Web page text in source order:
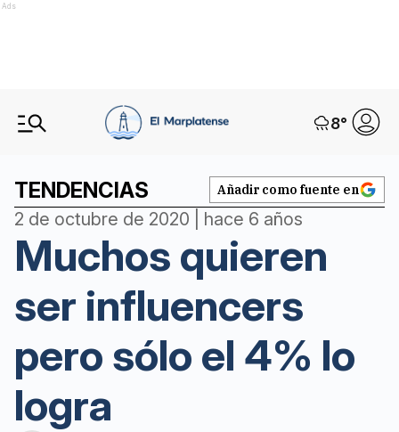
Ads
8°
TENDENCIAS Añadir como fuente en
2 de octubre de 2020 | hace 6 años
Muchos quieren
ser influencers
pero sólo el 4% lo
logra